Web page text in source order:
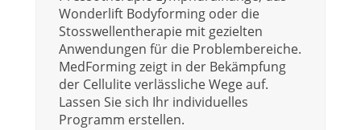
Wonderlift Bodyforming oder die
Stosswellentherapie mit gezielten
Anwendungen für die Problembereiche.
MedForming zeigt in der Bekämpfung
der Cellulite verlässliche Wege auf.
Lassen Sie sich Ihr individuelles
Programm erstellen.